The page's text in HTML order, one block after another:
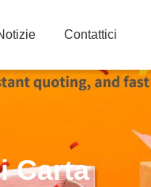
Contattici
Carta